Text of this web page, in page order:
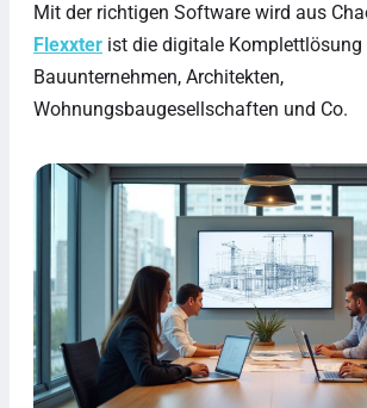
Mit der richtigen Software wird aus
Flexxter ist die digitale Komplettlösung
Bauunternehmen, Architekten,
Wohnungsbaugesellschaften und Co.